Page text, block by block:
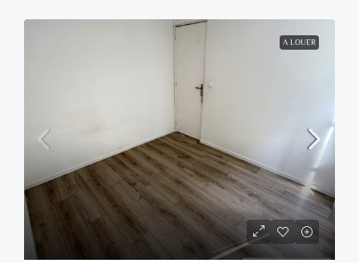
A LOUER